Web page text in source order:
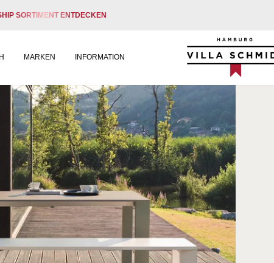
SORTIMENT ENTDECKEN
MARKEN INFORMATION
Villa Schmidt